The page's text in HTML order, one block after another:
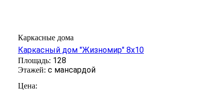
Каркасные дома
Каркасный дом "Жизномир" 8х10
128
с мансардой